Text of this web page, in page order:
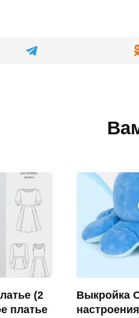
(2
платье
Выкройка